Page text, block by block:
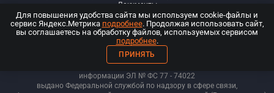
Документы
© ООО «Киберспорт.ру» — Все права защищены
18+
ООО «Киберспорт.ру». Свидетельство о регистрации средств массовой
информации ЭЛ № ФС 77 - 74022
выдано Федеральной службой по надзору в сфере связи,
Для повышения удобства сайта мы используем cookie-файлы и
сервис Яндекс.Метрика подробнее. Продолжая использовать сайт,
вы соглашаетесь на обработку файлов, используемых сервисом
подробнее.
ПРИНЯТЬ